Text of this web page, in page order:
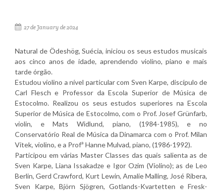
27 de January de 2024
Natural de Ödeshög, Suécia, iniciou os seus estudos musicais
aos cinco anos de idade, aprendendo violino, piano e mais
tarde órgão.
Estudou violino a nível particular com Sven Karpe, discípulo de
Carl Flesch e Professor da Escola Superior de Música de
Estocolmo. Realizou os seus estudos superiores na Escola
Superior de Música de Estocolmo, com o Prof. Josef Grünfarb,
violin, e Mats Widlund, piano, (1984-1985), e no
Conservatório Real de Música da Dinamarca com o Prof. Milan
Vitek, violino, e a Profª Hanne Mulvad, piano, (1986-1992).
Participou em várias Master Classes das quais salienta as de
Sven Karpe, Liana Issakadze e Igor Ozim (Violino); as de Leo
Berlin, Gerd Crawford, Kurt Lewin, Amalie Malling, José Ribera,
Sven Karpe, Björn Sjögren, Gotlands-Kvartetten e Fresk-